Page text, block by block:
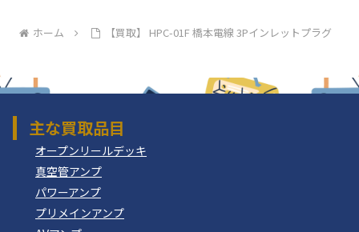
ホーム 【買取】 HPC-01F 橋本電線 3Pインレットプラグ
主な買取品目
オープンリールデッキ
真空管アンプ
パワーアンプ
プリメインアンプ